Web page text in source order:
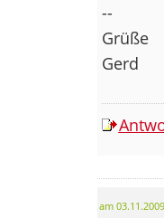
--
Grüße
Gerd
am